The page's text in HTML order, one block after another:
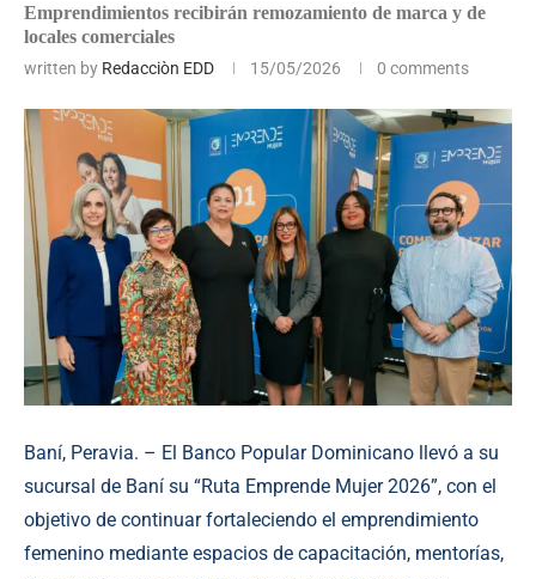
Emprendimientos recibirán remozamiento de marca y de
locales comerciales
written by Redacciòn EDD 15/05/2026 0 comments
Baní, Peravia. – El Banco Popular Dominicano llevó a su
sucursal de Baní su “Ruta Emprende Mujer 2026”, con el
objetivo de continuar fortaleciendo el emprendimiento
femenino mediante espacios de capacitación, mentorías,